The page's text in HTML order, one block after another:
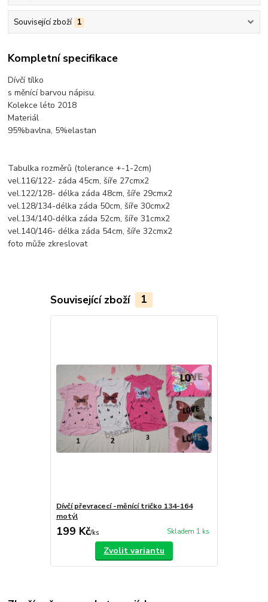
Související zboží 1
Kompletní specifikace
Dívčí tílko
s měnící barvou nápisu.
Kolekce léto 2018
Materiál
95%bavlna, 5%elastan
Tabulka rozměrů (tolerance +-1-2cm)
vel.116/122- záda 45cm, šíře 27cmx2
vel.122/128- délka záda 48cm, šíře 29cmx2
vel.128/134-délka záda 50cm, šíře 30cmx2
vel.134/140-délka záda 52cm, šíře 31cmx2
vel.140/146- délka záda 54cm, šíře 32cmx2
foto může zkreslovat
Související zboží 1
Dívčí převracecí -měnící tričko 134-164
motýl
199 Kč/ks Skladem 1 ks
Zvolit variantu